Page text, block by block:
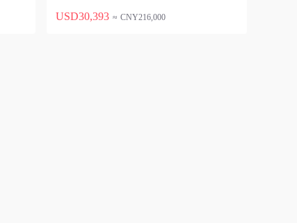
USD30,393 ≈ CNY216,000